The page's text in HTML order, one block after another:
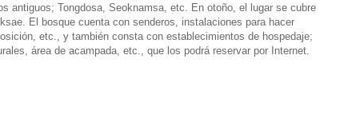
antiguos; Tongdosa, Seoknamsa, etc. En otoño, el lugar se cubre
El bosque cuenta con senderos, instalaciones para hacer
etc., y también consta con establecimientos de hospedaje;
área de acampada, etc., que los podrá reservar por Internet.